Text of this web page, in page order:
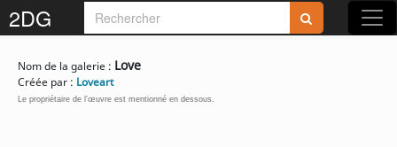
2DG Rejoignez-nous sur 2DG !
Nom de la galerie : Love
Créée par : Loveart
Le propriétaire de l'œuvre est mentionné en dessous.